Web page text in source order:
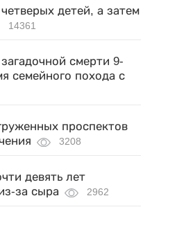
детей, а затем
14361
смерти 9-
семейного похода с
проспектов
3208
девять лет
за сыра
2962